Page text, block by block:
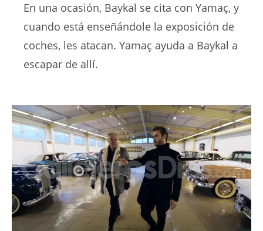
En una ocasión, Baykal se cita con Yamaç, y
cuando está enseñándole la exposición de
coches, les atacan. Yamaç ayuda a Baykal a
escapar de allí.